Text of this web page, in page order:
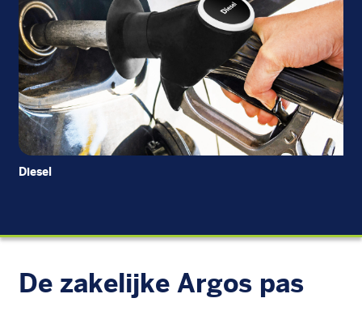
Diesel
De zakelijke Argos pas